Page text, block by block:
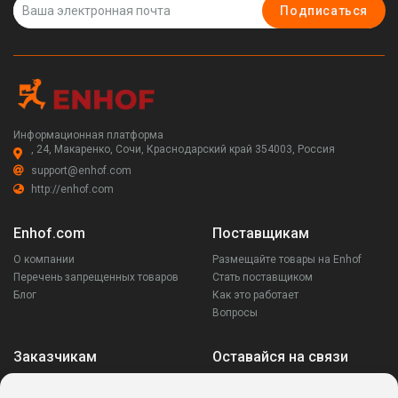
Подписаться
Информационная платформа
, 24, Макаренко, Сочи, Краснодарский край 354003, Россия
support@enhof.com
http://enhof.com
Enhof.com
О компании
Перечень запрещенных товаров
Блог
Поставщикам
Размещайте товары на Enhof
Стать поставщиком
Как это работает
Вопросы
Заказчикам Оставайся на связи